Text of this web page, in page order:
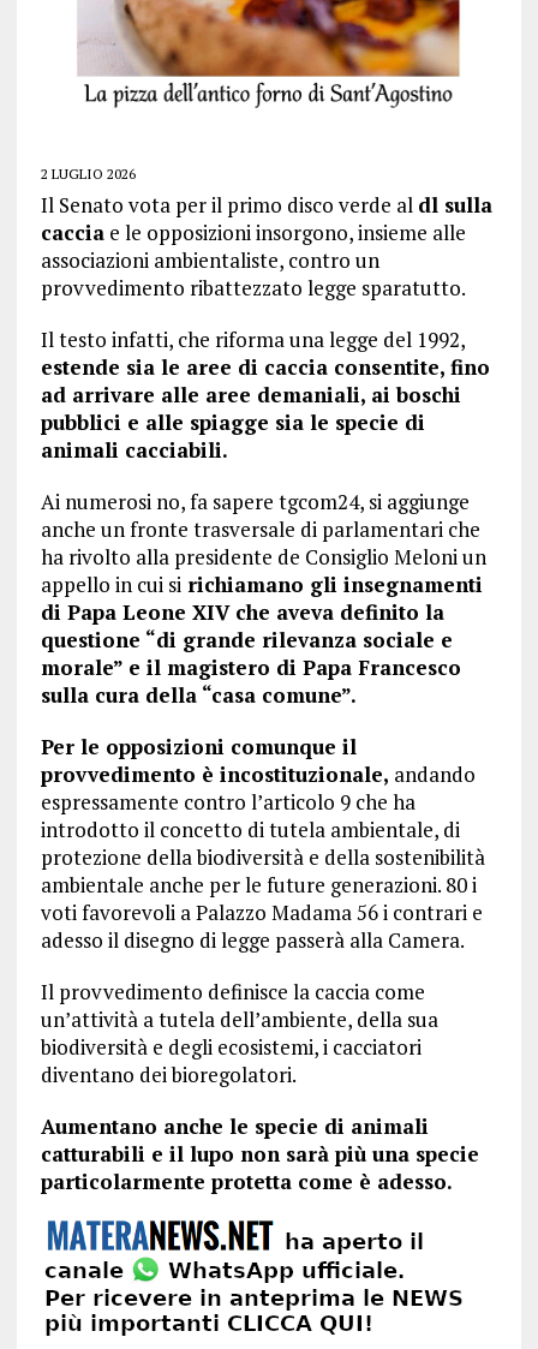
2 LUGLIO 2026
Il Senato vota per il primo disco verde al dl sulla
cacciae le opposizioni insorgono, insieme alle
associazioni ambientaliste, contro un
provvedimento ribattezzato legge sparatutto.
Il testo infatti, che riforma una legge del 1992,
estende sia le aree di caccia consentite, fino
ad arrivare alle aree demaniali, ai boschi
pubblici e alle spiagge sia le specie di
animali cacciabili.
Ai numerosi no, fa sapere tgcom24, si aggiunge
anche un fronte trasversale di parlamentari che
ha rivolto alla presidente de Consiglio Meloni un
appello in cui sirichiamano gli insegnamenti
di Papa Leone XIV che aveva definito la
questione “di grande rilevanza sociale e
morale” e il magistero di Papa Francesco
sulla cura della “casa comune”.
Per le opposizioni comunque il
provvedimento è incostituzionale, andando
espressamente contro l’articolo 9 che ha
introdotto il concetto di tutela ambientale, di
protezione della biodiversità e della sostenibilità
ambientale anche per le future generazioni. 80 i
voti favorevoli a Palazzo Madama 56 i contrari e
adesso il disegno di legge passerà alla Camera.
Il provvedimento definisce la caccia come
un’attività a tutela dell’ambiente, della sua
biodiversità e degli ecosistemi, i cacciatori
diventano dei bioregolatori.
Aumentano anche le specie di animali
catturabili e il lupo non sarà più una specie
particolarmente protetta come è adesso.